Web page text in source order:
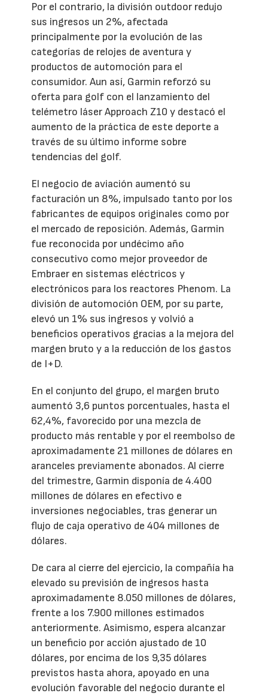
Por el contrario, la división outdoor redujo
sus ingresos un 2%, afectada
principalmente por la evolución de las
categorías de relojes de aventura y
productos de automoción para el
consumidor. Aun así, Garmin reforzó su
oferta para golf con el lanzamiento del
telémetro láser Approach Z10 y destacó el
aumento de la práctica de este deporte a
través de su último informe sobre
tendencias del golf.
El negocio de aviación aumentó su
facturación un 8%, impulsado tanto por los
fabricantes de equipos originales como por
el mercado de reposición. Además, Garmin
fue reconocida por undécimo año
consecutivo como mejor proveedor de
Embraer en sistemas eléctricos y
electrónicos para los reactores Phenom. La
división de automoción OEM, por su parte,
elevó un 1% sus ingresos y volvió a
beneficios operativos gracias a la mejora del
margen bruto y a la reducción de los gastos
de I+D.
En el conjunto del grupo, el margen bruto
aumentó 3,6 puntos porcentuales, hasta el
62,4%, favorecido por una mezcla de
producto más rentable y por el reembolso de
aproximadamente 21 millones de dólares en
aranceles previamente abonados. Al cierre
del trimestre, Garmin disponía de 4.400
millones de dólares en efectivo e
inversiones negociables, tras generar un
flujo de caja operativo de 404 millones de
dólares.
De cara al cierre del ejercicio, la compañía ha
elevado su previsión de ingresos hasta
aproximadamente 8.050 millones de dólares,
frente a los 7.900 millones estimados
anteriormente. Asimismo, espera alcanzar
un beneficio por acción ajustado de 10
dólares, por encima de los 9,35 dólares
previstos hasta ahora, apoyado en una
evolución favorable del negocio durante el